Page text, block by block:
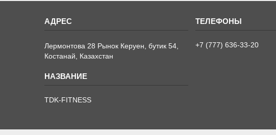
Лермонтова 28 Рынок Керуен, бутик 54,
Костанай, Казахстан
TDK-FITNESS
+7 (777) 636-33-20